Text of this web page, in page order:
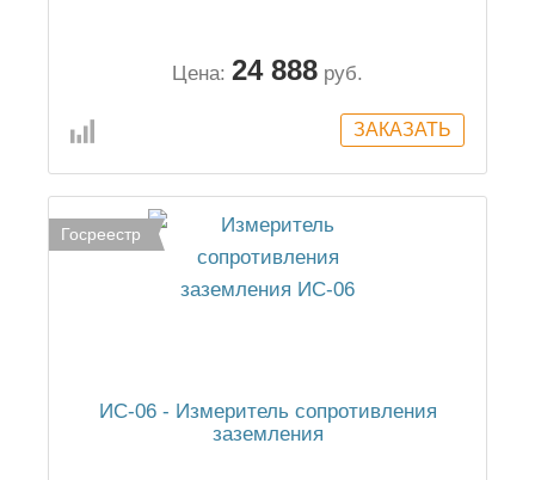
Цена: 24 888 руб.
Госреестр
ИС-06 - Измеритель сопротивления
заземления